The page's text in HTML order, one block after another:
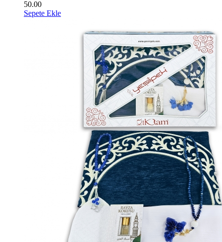
50.00
Sepete Ekle